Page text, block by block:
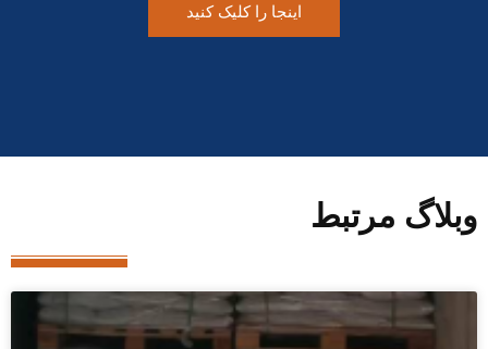
اینجا را کلیک کنید
وبلاگ مرتبط